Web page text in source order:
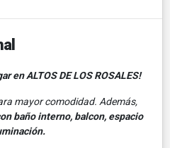
en ALTOS DE LOS ROSALES!
mayor comodidad. Además,
baño interno, balcon, espacio